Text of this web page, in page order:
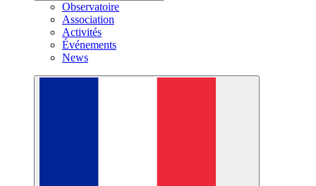
Observatoire
Association
Activités
Événements
News